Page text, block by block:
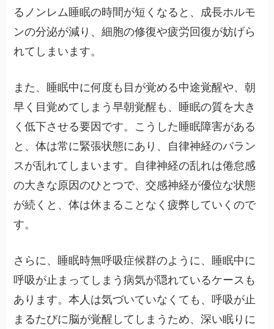
るノンレム睡眠の時間が短くなると、成長ホルモ
ンの分泌が減り、細胞の修復や疲労回復が妨げら
れてしまいます。
また、睡眠中に何度も目が覚める中途覚醒や、朝
早く目覚めてしまう早朝覚醒も、睡眠の質を大き
く低下させる要因です。こうした睡眠障害がある
と、体は常に緊張状態にあり、自律神経のバラン
スが乱れてしまいます。自律神経の乱れは倦怠感
の大きな原因のひとつで、交感神経が優位な状態
が続くと、体は休まることなく疲弊していくので
す。
さらに、睡眠時無呼吸症候群のように、睡眠中に
呼吸が止まってしまう病気が隠れているケースも
あります。本人は気づいていなくても、呼吸が止
まるたびに脳が覚醒してしまうため、深い眠りに